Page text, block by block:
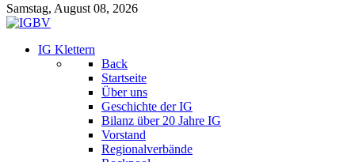
Samstag, August 08, 2026
IG Klettern
Back
Startseite
Über uns
Geschichte der IG
Bilanz über 20 Jahre IG
Vorstand
Regionalverbände